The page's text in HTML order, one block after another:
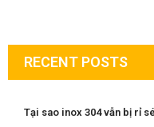
RECENT POSTS
Tại sao inox 304 vẫn bị rỉ